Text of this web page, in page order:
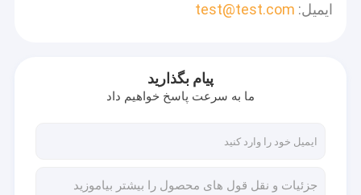
ایمیل: test@test.com
پیام بگذارید
ما به سرعت پاسخ خواهیم داد